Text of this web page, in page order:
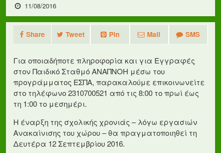
11/08/2016
Share Tweet Pin Mail SMS
Για οποιαδήποτε πληροφορία και για Εγγραφές
στον Παιδικό Σταθμό ΑΝΑΠΝΟΗ μέσω του
προγράμματος ΕΣΠΑ, παρακαλούμε επικοινωνείτε
στο τηλέφωνο 2310700521 από τις 8:00 το πρωί έως
τη 1:00 το μεσημέρι.
Η έναρξη της σχολικής χρονιάς – λόγω εργασιών
Ανακαίνισης του χώρου – θα πραγματοποιηθεί τη
Δευτέρα 12 Σεπτεμβρίου 2016.